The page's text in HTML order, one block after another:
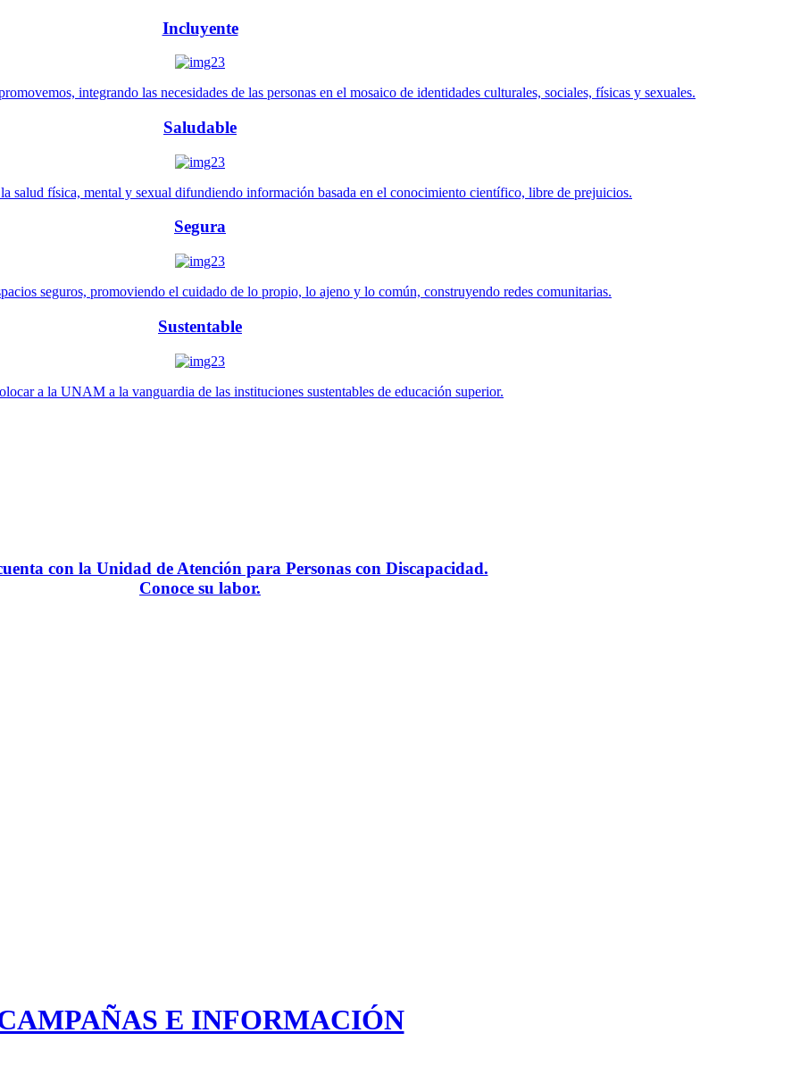
Incluyente
integrando las necesidades de las personas en el mosaico de identidades culturales, sociales, físicas y sexuales.
Saludable
salud física, mental y sexual difundiendo información basada en el conocimiento científico, libre de prejuicios.
Segura
seguros, promoviendo el cuidado de lo propio, lo ajeno y lo común, construyendo redes comunitarias.
Sustentable
a la UNAM a la vanguardia de las instituciones sustentables de educación superior.
con la Unidad de Atención para Personas con Discapacidad.
Conoce su labor.
E INFORMACIÓN